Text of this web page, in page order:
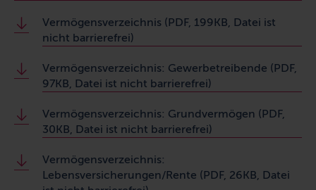
Vermögensverzeichnis (PDF, 199KB, Datei ist
nicht barrierefrei)
Vermögensverzeichnis: Gewerbetreibende (PDF,
97KB, Datei ist nicht barrierefrei)
Vermögensverzeichnis: Grundvermögen (PDF,
30KB, Datei ist nicht barrierefrei)
Vermögensverzeichnis:
Lebensversicherungen/Rente (PDF, 26KB, Datei